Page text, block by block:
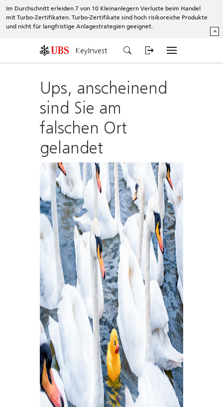
Im Durchschnitt erleiden 7 von 10 Kleinanlegern Verluste beim Handel
mit Turbo-Zertifikaten. Turbo-Zertifikate sind hoch risikoreiche Produkte
und nicht für langfristige Anlagestrategien geeignet.
^
KeyInvest
Ups, anscheinend
sind Sie am
falschen Ort
gelandet